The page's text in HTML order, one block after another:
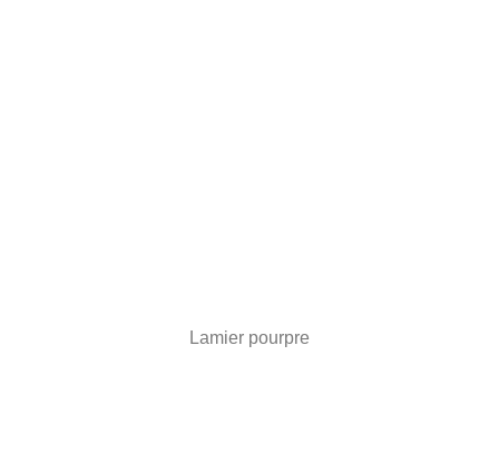
Lamier pourpre